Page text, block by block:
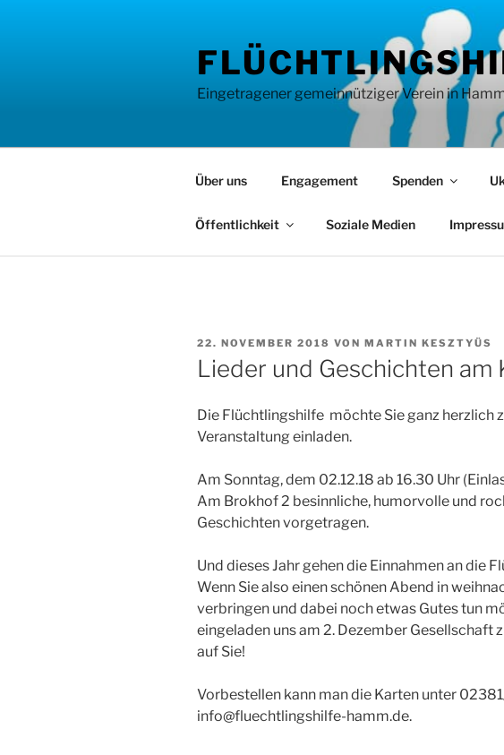
Eingetragener gemeinnütziger Verein in
Über uns Engagement Spenden
Öffentlichkeit Soziale Medien
VERÖFFENTLICHT
AM
22. NOVEMBER 2018 VON MARTIN KESZTYÜS
Lieder und Geschichten am
Die Flüchtlingshilfe möchte Sie ganz herzlich
Veranstaltung einladen.
Am Sonntag, dem 02.12.18 ab 16.30 Uhr
Am Brokhof 2 besinnliche, humorvolle und
Geschichten vorgetragen.
Und dieses Jahr gehen die Einnahmen an die
Wenn Sie also einen schönen Abend in
verbringen und dabei noch etwas Gutes tun
eingeladen uns am 2. Dezember Gesellschaft
auf Sie! ⠀⠀⠀⠀⠀⠀⠀⠀⠀⠀⠀
Vorbestellen kann man die Karten unter
info@fluechtlingshilfe-hamm.de.